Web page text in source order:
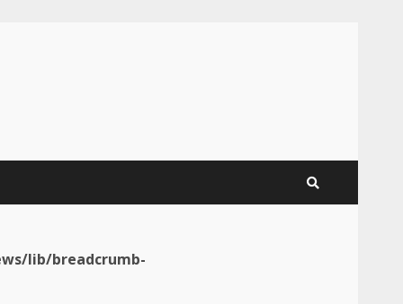
lib/breadcrumb-